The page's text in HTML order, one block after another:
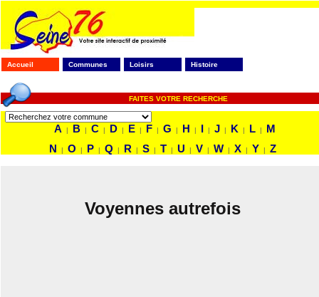
Accueil Communes Loisirs Histoire
FAITES VOTRE RECHERCHE
A | B | C | D | E | F | G | H | I | J | K | L |
M
N
| O | P | Q | R | S | T | U | V | W | X | Y | Z
Voyennes autrefois